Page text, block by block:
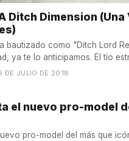
Ditch Dimension (Una
bautizado como "Ditch Lord
ya te lo anticipamos. El tío
DE JULIO DE 2018
el nuevo pro-model
pro-model del más que